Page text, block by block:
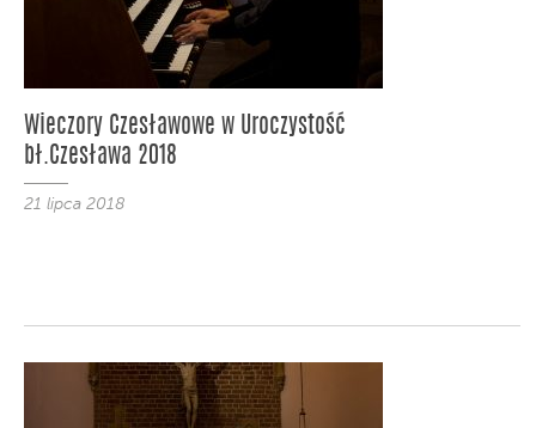
Wieczory Czesławowe w Uroczystość
bł.Czesława 2018
21 lipca 2018